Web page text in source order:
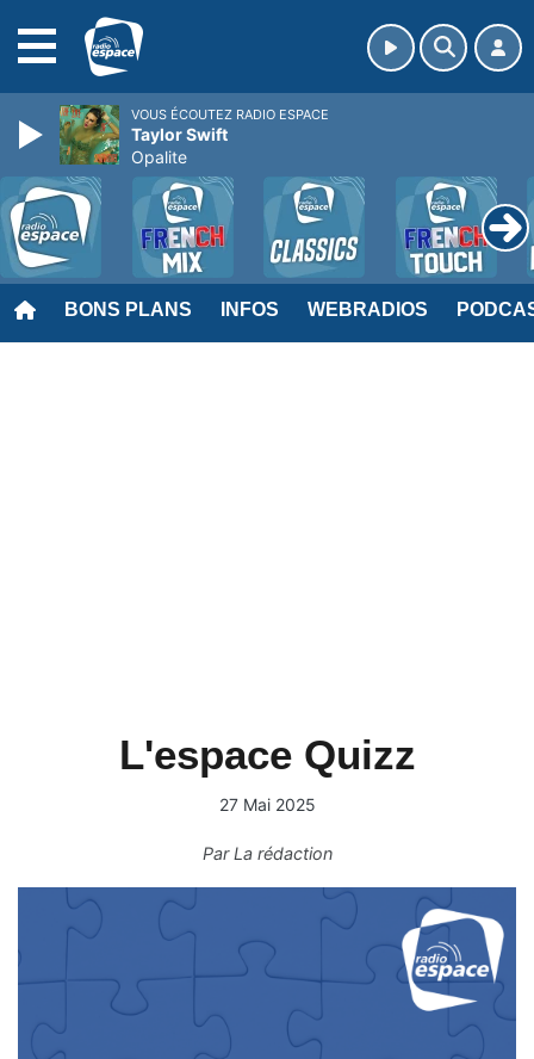
BONS PLANS INFOS WEBRADIOS
L'espace Quizz
27 Mai 2025
ParLa rédaction
VOUS ÉCOUTEZ RADIO ESPACE
Taylor Swift
Opalite